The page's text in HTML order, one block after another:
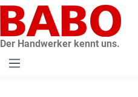
springen
Der Handwerker kennt uns.